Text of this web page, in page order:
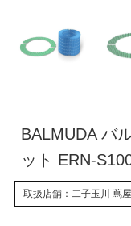
BALMUDA バ
ット ERN-
取扱店舗：二子玉川 蔦